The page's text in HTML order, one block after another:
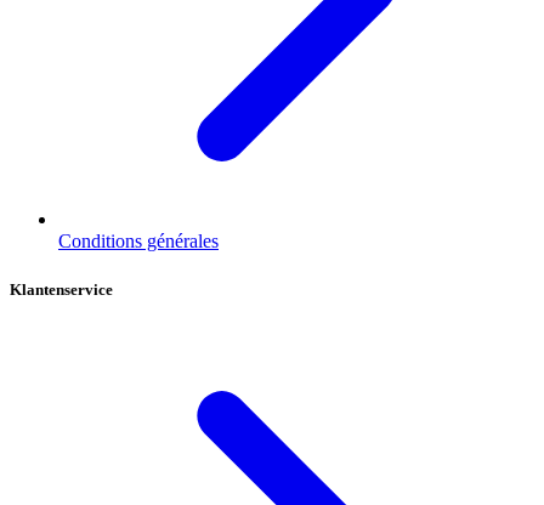
Conditions générales
Klantenservice